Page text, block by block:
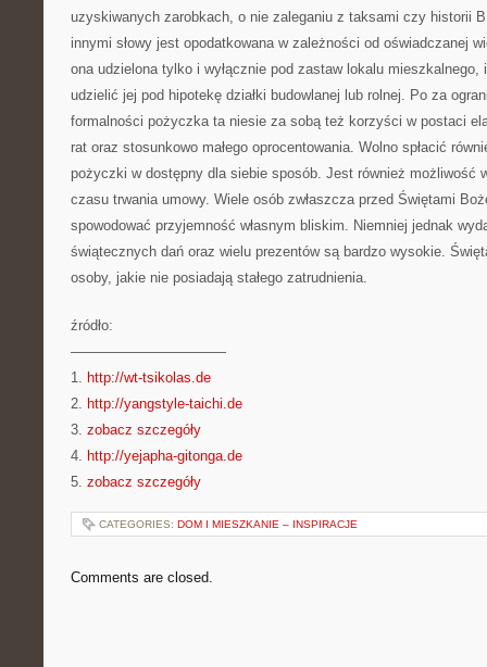
uzyskiwanych zarobkach, o nie zaleganiu z taksami czy historii
innymi słowy jest opodatkowana w zależności od oświadczanej
ona udzielona tylko i wyłącznie pod zastaw lokalu mieszkalnego,
udzielić jej pod hipotekę działki budowlanej lub rolnej. Po za
formalności pożyczka ta niesie za sobą też korzyści w postaci
rat oraz stosunkowo małego oprocentowania. Wolno spłacić
pożyczki w dostępny dla siebie sposób. Jest również możliwość
czasu trwania umowy. Wiele osób zwłaszcza przed Świętami
spowodować przyjemność własnym bliskim. Niemniej jednak
świątecznych dań oraz wielu prezentów są bardzo wysokie.
osoby, jakie nie posiadają stałego zatrudnienia.
źródło:
———————————
1. http://wt-tsikolas.de
2. http://yangstyle-taichi.de
3. zobacz szczegóły
4. http://yejapha-gitonga.de
5. zobacz szczegóły
CATEGORIES: DOM I MIESZKANIE – INSPIRACJE
Comments are closed.